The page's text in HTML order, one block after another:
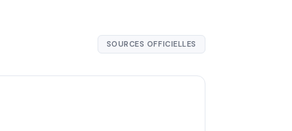
SOURCES OFFICIELLES